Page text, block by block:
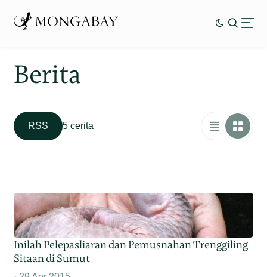
Berita
RSS 5 cerita
Inilah Pelepasliaran dan Pemusnahan Trenggiling
Sitaan di Sumut